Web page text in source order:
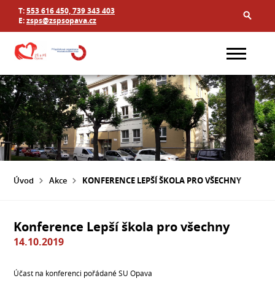
T:553 616 450, 739 343 403
E:zsps@zspsopava.cz
Úvod Akce KONFERENCE LEPŠÍ ŠKOLA PRO VŠECHNY
Konference Lepší škola pro všechny
14.10.2019
Účast na konferenci pořádané SU Opava